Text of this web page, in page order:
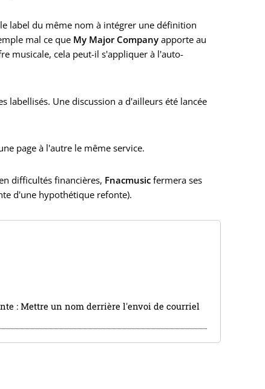
label du même nom à intégrer une définition
mal ce que My Major Company apporte au
musicale, cela peut-il s'appliquer à l'auto-
labellisés. Une discussion a d'ailleurs été lancée
page à l'autre le même service.
difficultés financières, Fnacmusic fermera ses
d'une hypothétique refonte).
: Mettre un nom derrière l'envoi de courriel